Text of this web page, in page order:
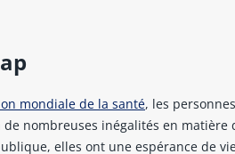
mondiale de la santé, les
nombreuses inégalités en matière
elles ont une espérance de